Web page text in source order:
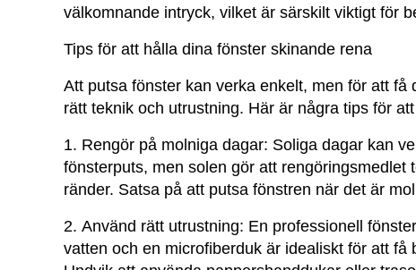
välkomnande intryck, vilket är särskilt viktigt för
Tips för att hålla dina fönster skinande rena
Att putsa fönster kan verka enkelt, men för att få
rätt teknik och utrustning. Här är några tips för
1. Rengör på molniga dagar: Soliga dagar kan
fönsterputs, men solen gör att rengöringsmedlet
ränder. Satsa på att putsa fönstren när det är
2.Använd rätt utrustning: En professionell
vatten och en microfiberduk är idealiskt för att få